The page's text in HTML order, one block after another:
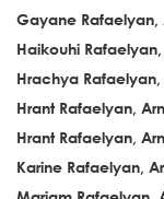
Gayane Rafaelyan,
Haikouhi
Hrachya
Hrant Rafaelyan,
Hrant Rafaelyan,
Karine Rafaelyan,